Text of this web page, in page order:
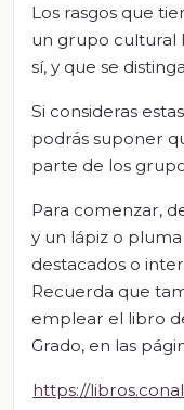
Los rasgos que
un grupo cultural
sí, y que se
Si consideras
podrás suponer
parte de los
Para comenzar,
y un lápiz o
destacados o
Recuerda que
emplear el libro
Grado, en las
https://